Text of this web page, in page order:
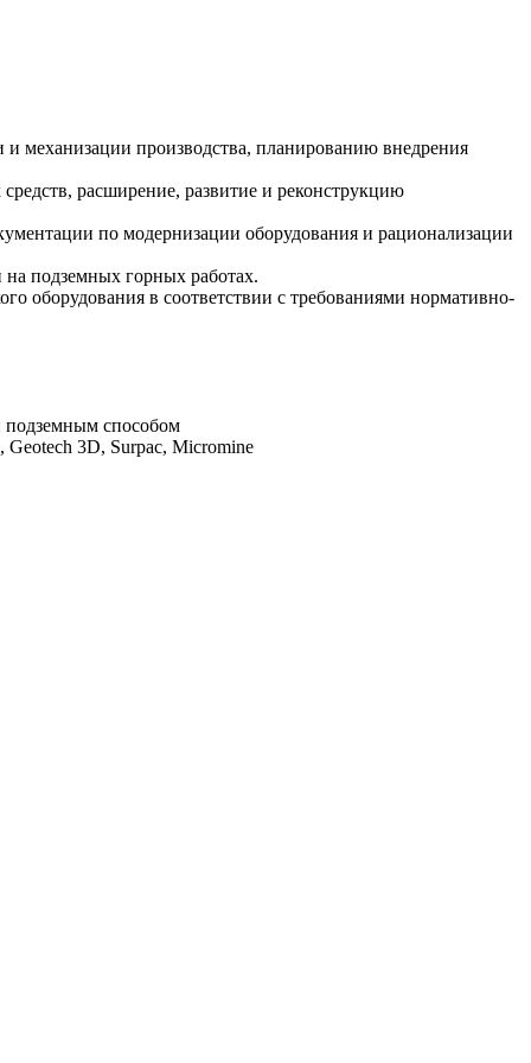
механизации производства, планированию внедрения
расширение, развитие и реконструкцию
по модернизации оборудования и рационализации
подземных горных работах.
оборудования в соответствии с требованиями нормативно-
подземным способом
3D, Surpac, Micromine